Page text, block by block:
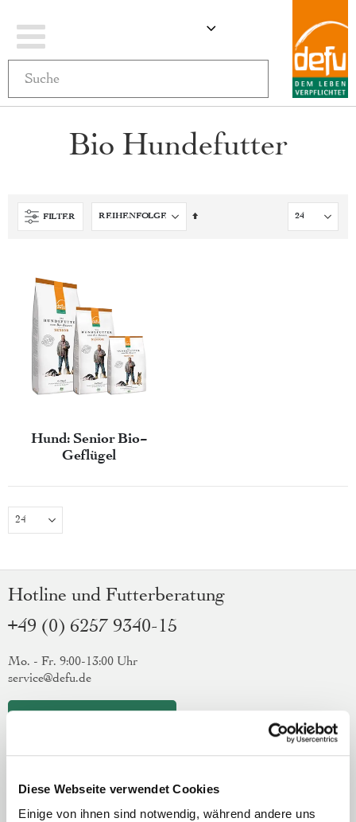
Diese Webseite verwendet Cookies
Einige von ihnen sind notwendig, während andere uns
Navigation MEIN
Bio Hundefutter
FILTER
Absteigend
Hund: Senior Bio-
Geflügel
Hotline und Futterberatung
+49 (0) 6257 9340-15
Mo. - Fr. 9:00-13:00 Uhr
service@defu.de
Über uns
defu Bio-Bauern
Qualität / Zertifizierung